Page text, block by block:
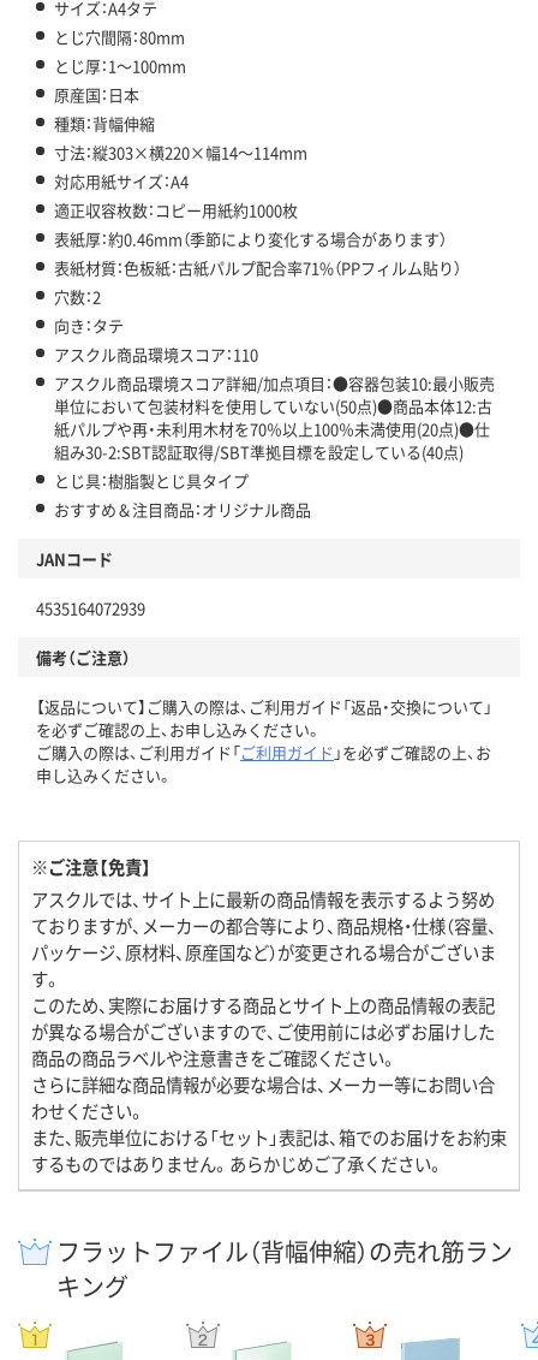
サイズ：A4タテ
とじ穴間隔：80mm
とじ厚：1～100mm
原産国：日本
種類：背幅伸縮
寸法：縦303×横220×幅14～114mm
対応用紙サイズ：A4
適正収容枚数：コピー用紙約1000枚
表紙厚：約0.46mm（季節により変化する場合があります）
表紙材質：色板紙：古紙パルプ配合率71%（PPフィルム貼り）
穴数：2
向き：タテ
アスクル商品環境スコア：110
アスクル商品環境スコア詳細/加点項目：●容器包装10:最小販売
単位において包装材料を使用していない(50点)●商品本体12:古
紙パルプや再・未利用木材を70％以上100％未満使用(20点)●仕
組み30-2:SBT認証取得/SBT準拠目標を設定している(40点)
とじ具：樹脂製とじ具タイプ
おすすめ＆注目商品：オリジナル商品
JANコード
4535164072939
備考（ご注意）
【返品について】ご購入の際は、ご利用ガイド「返品・交換について」
を必ずご確認の上、お申し込みください。
ご購入の際は、ご利用ガイド「ご利用ガイド 」を必ずご確認の上、お
申し込みください。
※ご注意【免責】
アスクルでは、サイト上に最新の商品情報を表示するよう努め
ておりますが、メーカーの都合等により、商品規格・仕様（容量、
パッケージ、原材料、原産国など）が変更される場合がございま
す。
このため、実際にお届けする商品とサイト上の商品情報の表記
が異なる場合がございますので、ご使用前には必ずお届けした
商品の商品ラベルや注意書きをご確認ください。
さらに詳細な商品情報が必要な場合は、メーカー等にお問い合
わせください。
また、販売単位における「セット」表記は、箱でのお届けをお約束
するものではありません。あらかじめご了承ください。
フラットファイル（背幅伸縮）の売れ筋ラン
キング